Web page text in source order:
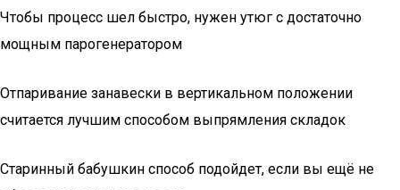
Чтобы процесс шел быстро, нужен утюг с достаточно
мощным парогенератором
Отпаривание занавески в вертикальном положении
считается лучшим способом выпрямления складок
Старинный бабушкин способ подойдет, если вы ещё не